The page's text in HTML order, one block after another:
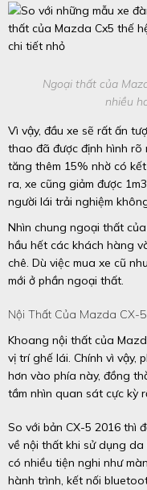
Ngoại thất của
nhiều
Vì vậy, đầu xe sẽ rất ấn
thao đã được định hình rõ
tăng thêm 15% nhờ có
ra, xe cũng giảm được
người lái trải nghiệm
Nhìn chung ngoại thất
hầu hết các khách hàng
chê. Dù việc mua xe cũ
mới ở phần ngoại thất.
Nội Thất Của Mazda CX-
Khoang nội thất của
vị trí ghế lái. Chính vì vậy,
hơn vào phía này, đồng
tầm nhìn quan sát cực kỳ
So với bản CX-5 2016 thì
về nội thất khi sử dụng
có nhiều tiện nghi như
hành trình, kết nối